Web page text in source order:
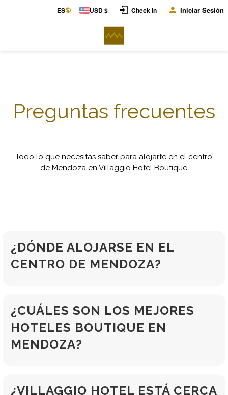
ES USD $ Check In Iniciar Sesión
Preguntas frecuentes
Todo lo que necesitás saber para alojarte en el centro
de Mendoza en Villaggio Hotel Boutique
¿DÓNDE ALOJARSE EN EL
CENTRO DE MENDOZA?
¿CUÁLES SON LOS MEJORES
HOTELES BOUTIQUE EN
MENDOZA?
¿VILLAGGIO HOTEL ESTÁ CERCA